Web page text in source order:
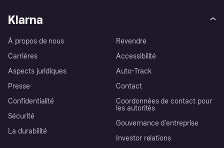
Klarna
À propos de nous
Carrières
Aspects juridiques
Presse
Confidentialité
Sécurité
La durabilité
Revendre
Accessibilité
Auto-Track
Contact
Coordonnées de contact pour
les autorités
Gouvernance d’entreprise
Investor relations